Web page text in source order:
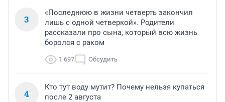
3
«Последнюю в жизни четверть закончил
лишь с одной четверкой». Родители
рассказали про сына, который всю жизнь
боролся с раком
1 697 Обсудить
4
Кто тут воду мутит? Почему нельзя купаться
после 2 августа